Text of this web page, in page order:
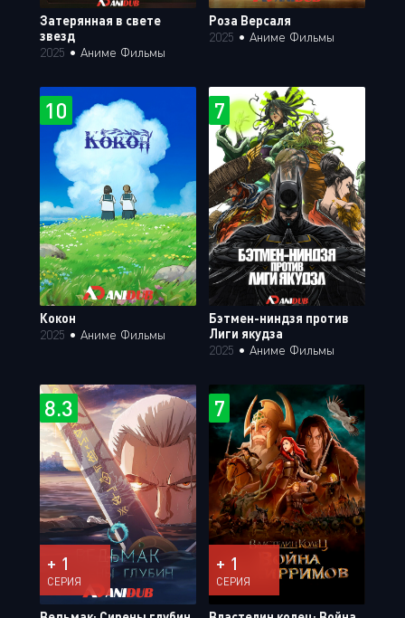
Затерянная в свете
звезд
2025 • Аниме Фильмы
Роза Версаля
2025 • Аниме Фильмы
10
Кокон
2025 • Аниме Фильмы
7
Бэтмен-ниндзя против
Лиги якудза
2025 • Аниме Фильмы
8.3
+ 1
СЕРИЯ
7
+ 1
СЕРИЯ